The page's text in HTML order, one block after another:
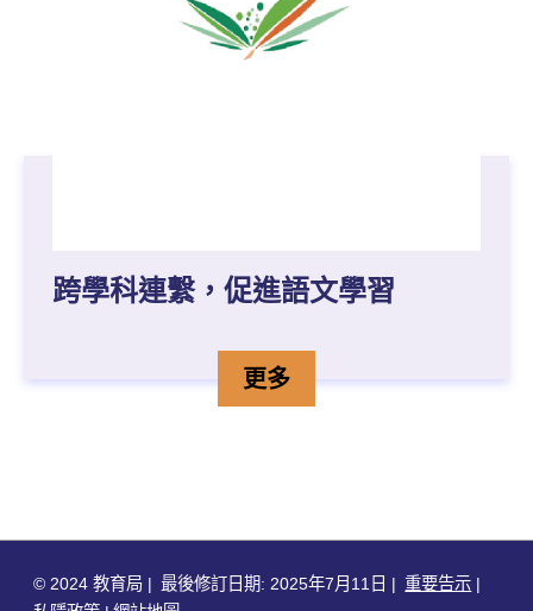
跨學科連繫，促進語文學習
跨學科連繫，促進語文學習
更多詳情
© 2024 教育局 最後修訂日期: 2025年7月11日
重要告示